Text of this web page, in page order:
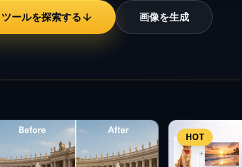
ールを探索する 画像を生成
択 HOT